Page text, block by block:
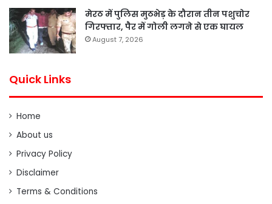
मेरठ में पुलिस मुठभेड़ के दौरान तीन पशुचोर
गिरफ्तार, पैर में गोली लगने से एक घायल
August 7, 2026
Quick Links
Home
About us
Privacy Policy
Disclaimer
Terms & Conditions